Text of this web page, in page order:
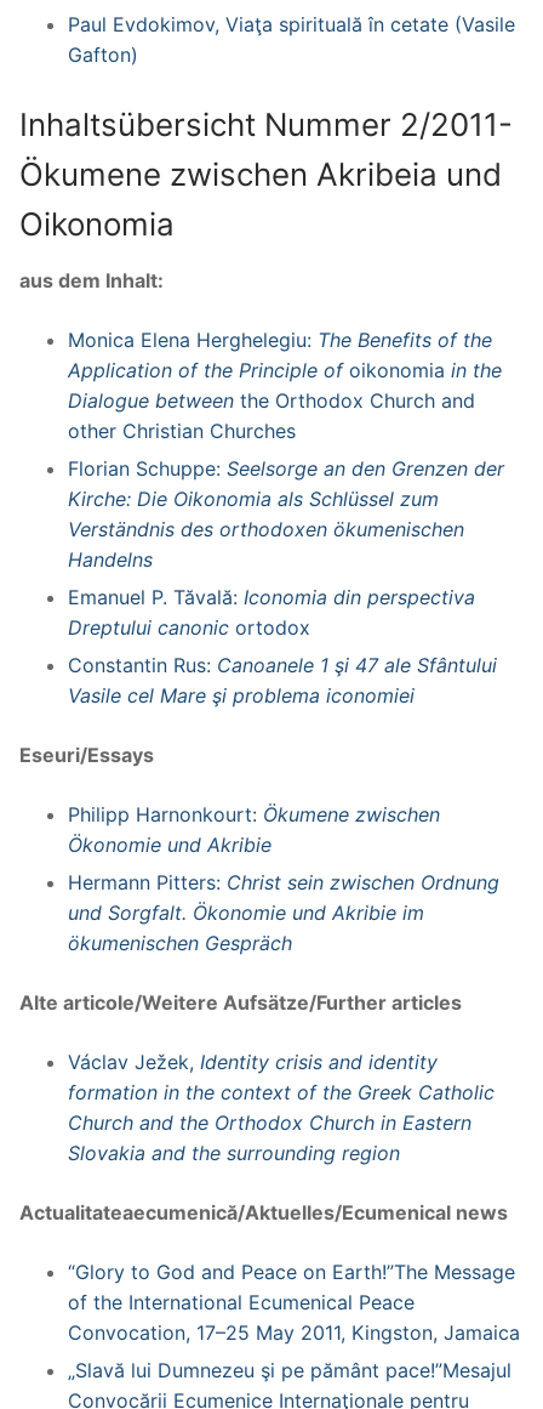
Paul Evdokimov, Viaţa spirituală în cetate (Vasile
Gafton)
Inhaltsübersicht Nummer 2/2011-
Ökumene zwischen Akribeia und
Oikonomia
aus dem Inhalt:
Monica Elena Herghelegiu: The Benefits of the
Application of the Principle of oikonomia in the
Dialogue between the Orthodox Church and
other Christian Churches
Florian Schuppe: Seelsorge an den Grenzen der
Kirche: Die Oikonomia als Schlüssel zum
Verständnis des orthodoxen ökumenischen
Handelns
Emanuel P. Tăvală: Iconomia din perspectiva
Dreptului canonic ortodox
Constantin Rus: Canoanele 1 şi 47 ale Sfântului
Vasile cel Mare şi problema iconomiei
Eseuri/Essays
Philipp Harnonkourt: Ökumene zwischen
Ökonomie und Akribie
Hermann Pitters: Christ sein zwischen Ordnung
und Sorgfalt. Ökonomie und Akribie im
ökumenischen Gespräch
Alte articole/Weitere Aufsätze/Further articles
Václav Ježek, Identity crisis and identity
formation in the context of the Greek Catholic
Church and the Orthodox Church in Eastern
Slovakia and the surrounding region
Actualitateaecumenică/Aktuelles/Ecumenical news
“Glory to God and Peace on Earth!”The Message
of the International Ecumenical Peace
Convocation, 17–25 May 2011, Kingston, Jamaica
„Slavă lui Dumnezeu şi pe pământ pace!”Mesajul
Convocării Ecumenice Internaţionale pentru